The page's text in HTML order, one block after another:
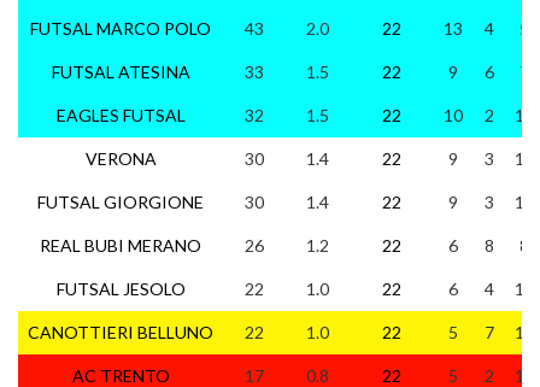
FUTSAL MARCO POLO
FUTSAL ATESINA
EAGLES FUTSAL
VERONA
FUTSAL GIORGIONE
REAL BUBI MERANO
FUTSAL JESOLO
CANOTTIERI BELLUNO
AC TRENTO
43 2.0 22 13 4 5
33 1.5 22 9 6 7
32 1.5 22 10 2 10
30 1.4 22 9 3 10
30 1.4 22 9 3 10
26 1.2 22 6 8 8
22 1.0 22 6 4 12
22 1.0 22 5 7 10
17 0.8 22 5 2 15